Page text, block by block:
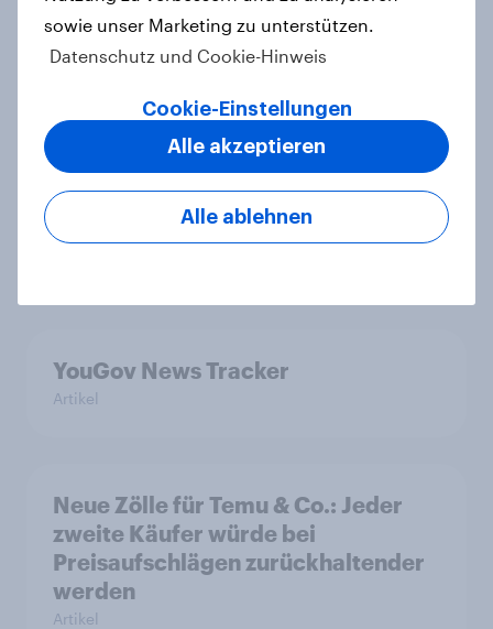
Verwandte Inhalte
Wie Menschen in sieben Ländern
die Rolle der USA, globale
Machtverschiebungen,
Bedrohungen und Bündnisse
bewerten
YouGov News Tracker
Artikel
Neue Zölle für Temu & Co.: Jeder
zweite Käufer würde bei
Preisaufschlägen zurückhaltender
werden
Artikel
sowie unser Marketing zu unterstützen.
Datenschutz und Cookie-Hinweis
Cookie-Einstellungen
Alle ablehnen
Alle akzeptieren